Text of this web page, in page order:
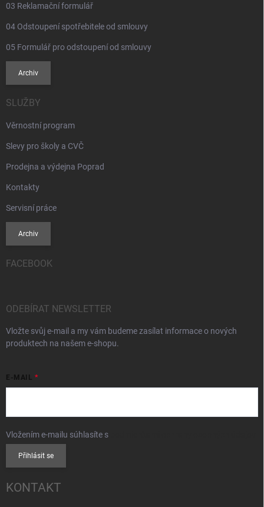
03 Reklamační formulář
04 Odstoupení spotřebitele od smlouvy
05 Formulář pro odstoupení od smlouvy
Archiv
SLUŽBY
Věrnostní program
Slevy pro školy a CVČ
Prodejna a výdejna Poprad
Kontakty
Servisní práce
Archiv
FACEBOOK
ODEBÍRAT NEWSLETTER
Vložte svůj e-mail a my vám budeme zasílat informace o nových
produktech na našem e-shopu.
E-MAIL
Vložením e-mailu súhlasíte s
Přihlásit se
KONTAKT